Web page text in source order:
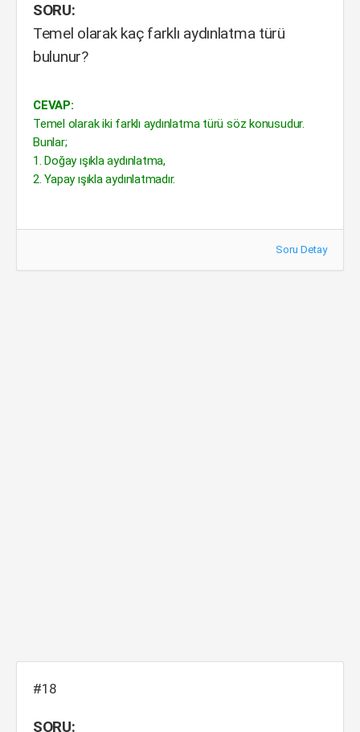
SORU:
Temel olarak kaç farklı aydınlatma türü
bulunur?
CEVAP:
Temel olarak iki farklı aydınlatma türü söz konusudur.
Bunlar;
1. Doğay ışıkla aydınlatma,
2. Yapay ışıkla aydınlatmadır.
Soru Detay
#18
SORU: